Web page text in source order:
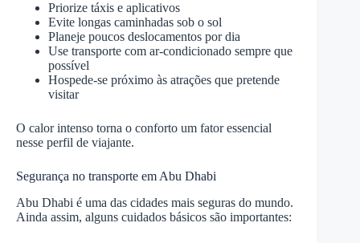
Priorize táxis e aplicativos
Evite longas caminhadas sob o sol
Planeje poucos deslocamentos por dia
Use transporte com ar-condicionado sempre que
possível
Hospede-se próximo às atrações que pretende
visitar
O calor intenso torna o conforto um fator essencial
nesse perfil de viajante.
Segurança no transporte em Abu Dhabi
Abu Dhabi é uma das cidades mais seguras do mundo.
Ainda assim, alguns cuidados básicos são importantes: